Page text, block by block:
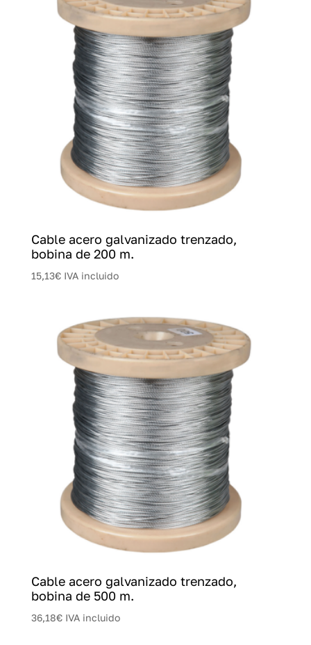
Cable acero galvanizado trenzado,
bobina de 200 m.
15,13€ IVA incluido
Cable acero galvanizado trenzado,
bobina de 500 m.
36,18€ IVA incluido